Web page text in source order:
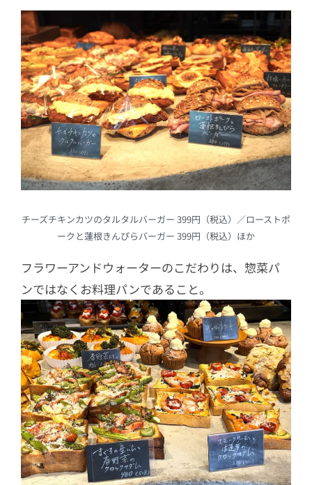
チーズチキンカツのタルタルバーガー 399円（税込）／ローストポ
ークと蓮根きんぴらバーガー 399円（税込）ほか
フラワーアンドウォーターのこだわりは、惣菜パ
ンではなくお料理パンであること。